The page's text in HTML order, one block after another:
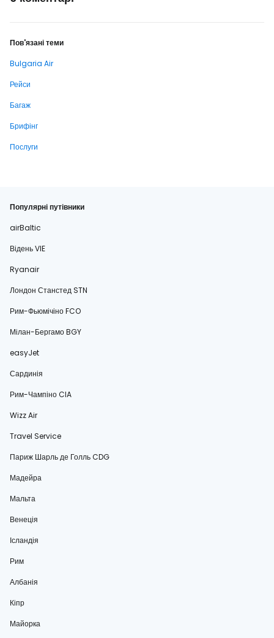
Пов'язані теми
Bulgaria Air
Рейси
Багаж
Брифінг
Послуги
Популярні путівники
airBaltic
Відень VIE
Ryanair
Лондон Станстед STN
Рим-Фьюмічіно FCO
Мілан-Бергамо BGY
easyJet
Сардинія
Рим-Чампіно CIA
Wizz Air
Travel Service
Париж Шарль де Голль CDG
Мадейра
Мальта
Венеція
Ісландія
Рим
Албанія
Кіпр
Майорка